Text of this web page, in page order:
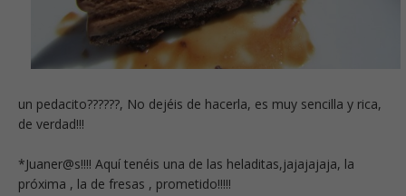
un pedacito??????, No dejéis de hacerla, es muy sencilla y rica,
de verdad!!!
*Juaner@s!!!! Aquí tenéis una de las heladitas,jajajajaja, la
próxima , la de fresas , prometido!!!!!